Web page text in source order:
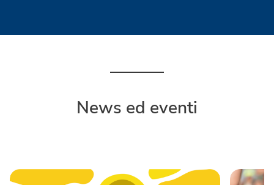
News ed eventi